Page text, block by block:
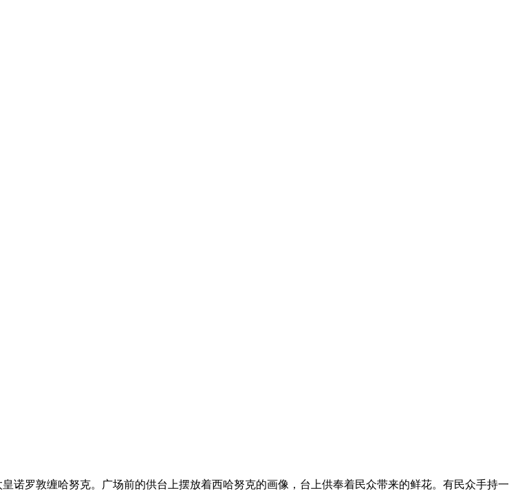
罗敦缠哈努克。广场前的供台上摆放着西哈努克的画像，台上供奉着民众带来的鲜花。有民众手持一